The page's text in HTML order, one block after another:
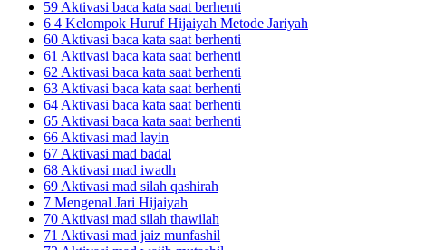
59 Aktivasi baca kata saat berhenti
6 4 Kelompok Huruf Hijaiyah Metode Jariyah
60 Aktivasi baca kata saat berhenti
61 Aktivasi baca kata saat berhenti
62 Aktivasi baca kata saat berhenti
63 Aktivasi baca kata saat berhenti
64 Aktivasi baca kata saat berhenti
65 Aktivasi baca kata saat berhenti
66 Aktivasi mad layin
67 Aktivasi mad badal
68 Aktivasi mad iwadh
69 Aktivasi mad silah qashirah
7 Mengenal Jari Hijaiyah
70 Aktivasi mad silah thawilah
71 Aktivasi mad jaiz munfashil